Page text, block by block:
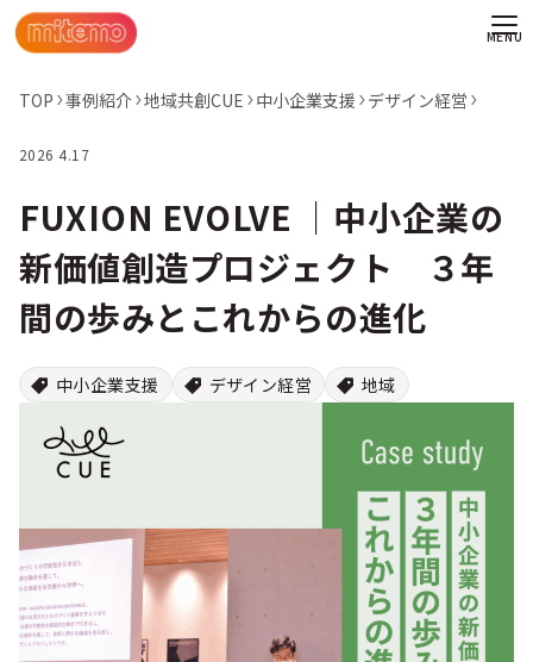
ー
TOP 事例紹介 地域共創CUE 中小企業支援 デザイン経営
2026 4.17
FUXION EVOLVE │中小企業の
新価値創造プロジェクト ３年
間の歩みとこれからの進化
中小企業支援 デザイン経営 地域